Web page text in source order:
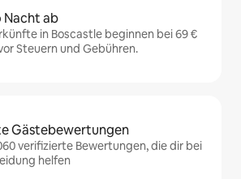
Nacht ab
in Boscastle beginnen bei 69 €
Steuern und Gebühren.
Gästebewertungen
verifizierte Bewertungen, die dir bei
helfen